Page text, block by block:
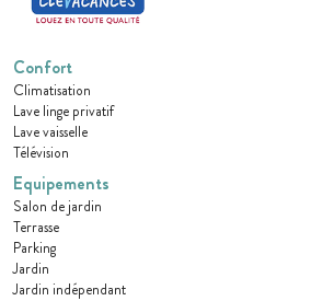
Confort
Climatisation
Lave linge privatif
Lave vaisselle
Télévision
Equipements
Salon de jardin
Terrasse
Parking
Jardin
Jardin indépendant